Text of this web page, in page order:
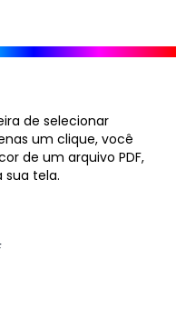
de selecionar
um clique, você
de um arquivo PDF,
sua tela.